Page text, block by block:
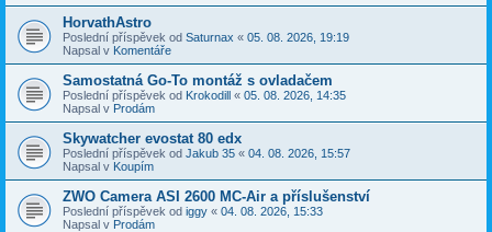
HorvathAstro
Poslední příspěvek od Saturnax « 05. 08. 2026, 19:19
Napsal v Komentáře
Samostatná Go-To montáž s ovladačem
Poslední příspěvek od Krokodill « 05. 08. 2026, 14:35
Napsal v Prodám
Skywatcher evostat 80 edx
Poslední příspěvek od Jakub 35 « 04. 08. 2026, 15:57
Napsal v Koupím
ZWO Camera ASI 2600 MC-Air a příslušenství
Poslední příspěvek od iggy « 04. 08. 2026, 15:33
Napsal v Prodám